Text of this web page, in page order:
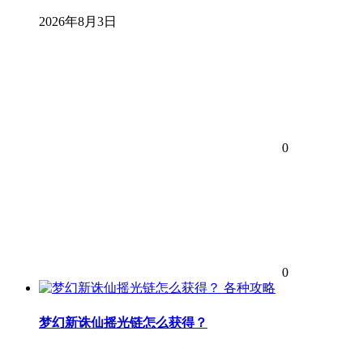
2026年8月3日
0
0
各种攻略
梦幻新诛仙摇光链怎么获得？